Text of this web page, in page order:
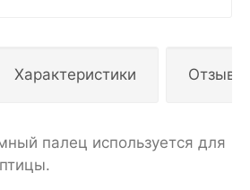
Характеристики
палец используется для